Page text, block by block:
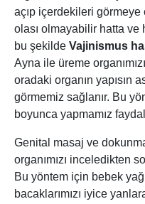
açıp içerdekileri görmeye
olası olmayabilir hatta
bu şekilde Vajinismus
Ayna ile üreme
oradaki organın yapısın
görmemiz sağlanır. Bu
boyunca yapmamız
Genital masaj ve
organımızı inceledikten
Bu yöntem için bebek
bacaklarımızı iyice